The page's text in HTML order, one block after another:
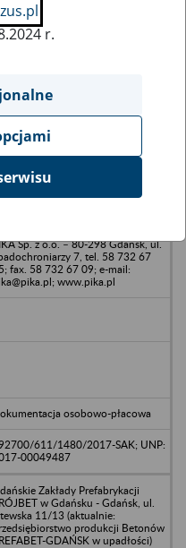
- Gdańsk
Sp. z o.o. – 80-298 Gdańsk, ul.
7, tel. 58 732 67
fax. 58 732 67 09; e-mail:
www.pika.pl
osobowo-płacowa
611/1480/2017-SAK; UNP:
00049487
Zakłady Prefabrykacji
w Gdańsku - Gdańsk, ul.
11/13 (aktualnie:
produkcji Betonów
GDAŃSK w upadłości)
r.